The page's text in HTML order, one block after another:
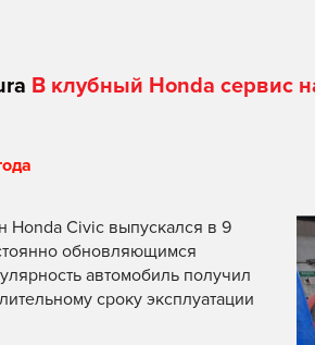
В клубный Honda сервис
Civic выпускался в 9
обновляющимся
автомобиль получил
сроку эксплуатации